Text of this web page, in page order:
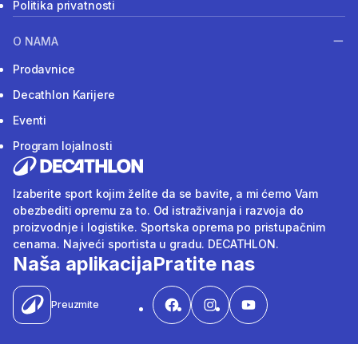
Politika privatnosti
O NAMA
Prodavnice
Decathlon Karijere
Eventi
Program lojalnosti
Izaberite sport kojim želite da se bavite, a mi ćemo Vam
obezbediti opremu za to. Od istraživanja i razvoja do
proizvodnje i logistike. Sportska oprema po pristupačnim
cenama. Najveći sportista u gradu. DECATHLON.
Naša aplikacija
Preuzmite
Pratite nas